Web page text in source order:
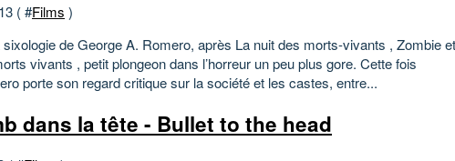
( #Films )
sixologie de George A. Romero, après La nuit des morts-vivants , Zombie et
vivants , petit plongeon dans l’horreur un peu plus gore. Cette fois
porte son regard critique sur la société et les castes, entre...
dans la tête - Bullet to the head